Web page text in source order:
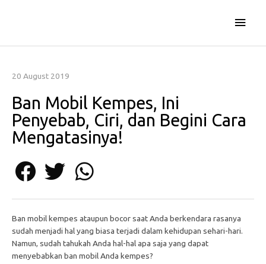
20 August 2019
Ban Mobil Kempes, Ini
Penyebab, Ciri, dan Begini Cara
Mengatasinya!
Ban mobil kempes ataupun bocor saat Anda berkendara rasanya
sudah menjadi hal yang biasa terjadi dalam kehidupan sehari-hari.
Namun, sudah tahukah Anda hal-hal apa saja yang dapat
menyebabkan ban mobil Anda kempes?